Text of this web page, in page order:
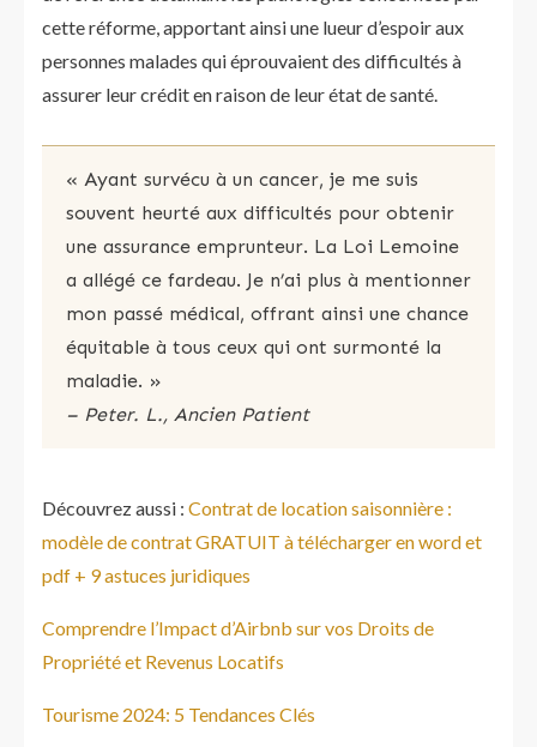
cette réforme, apportant ainsi une lueur d’espoir aux
personnes malades qui éprouvaient des difficultés à
assurer leur crédit en raison de leur état de santé.
« Ayant survécu à un cancer, je me suis
souvent heurté aux difficultés pour obtenir
une assurance emprunteur. La Loi Lemoine
a allégé ce fardeau. Je n’ai plus à mentionner
mon passé médical, offrant ainsi une chance
équitable à tous ceux qui ont surmonté la
maladie. »
– Peter. L., Ancien Patient
Découvrez aussi : Contrat de location saisonnière :
modèle de contrat GRATUIT à télécharger en word et
pdf + 9 astuces juridiques
Comprendre l’Impact d’Airbnb sur vos Droits de
Propriété et Revenus Locatifs
Tourisme 2024: 5 Tendances Clés